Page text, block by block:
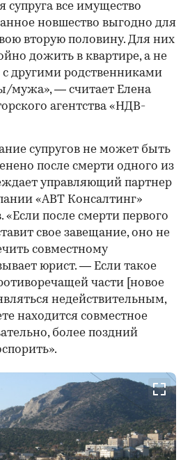
супруга все имущество
новшество выгодно для
вторую половину. Для них
дожить в квартире, а не
с другими родственниками
мужа», — считает Елена
агентства «НДВ-
супругов не может быть
после смерти одного из
управляющий партнер
«АВТ Консалтинг»
«Если после смерти первого
свое завещание, оно не
совместному
юрист. — Если такое
части [новое
недействительным,
находится совместное
более поздний